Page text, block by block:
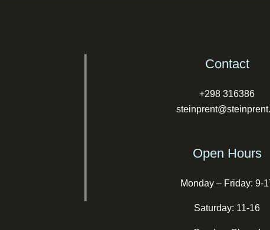
Contact
+298 316386
Open Hours
Monday – Friday: 9-
Saturday: 11-16